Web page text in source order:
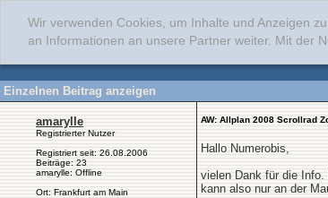
Wir verwenden Cookies, um Inhalte und Anzeigen
an Informationen an unsere Partner weiter. Mit der
Einzelnen Beitrag anzeigen
amarylle
Registrierter Nutzer
Registriert seit: 26.08.2006
Beiträge: 23
amarylle: Offline
Ort: Frankfurt am Main
AW: Allplan 2008 Scrollrad
Hallo Numerobis,
vielen Dank für die
kann also nur an der